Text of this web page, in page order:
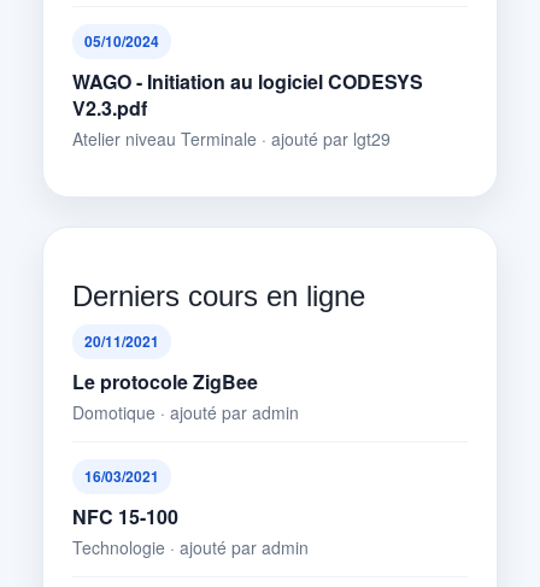
05/10/2024
WAGO - Initiation au logiciel CODESYS
V2.3.pdf
Atelier niveau Terminale · ajouté par lgt29
Derniers cours en ligne
20/11/2021
Le protocole ZigBee
Domotique · ajouté par admin
16/03/2021
NFC 15-100
Technologie · ajouté par admin